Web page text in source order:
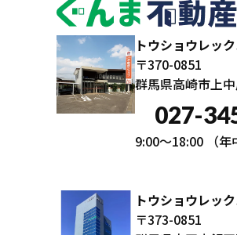
トウショウレッ
〒370-0851
群馬県高崎市上
027-
9:00～18:00 （
トウショウレッ
〒373-0851